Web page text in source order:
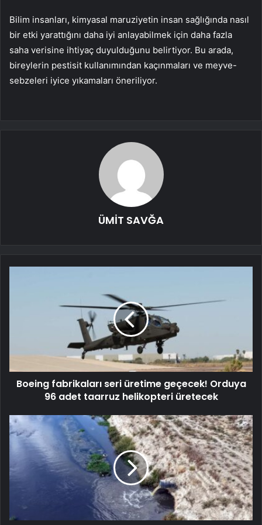
Bilim insanları, kimyasal maruziyetin insan sağlığında nasıl
bir etki yarattığını daha iyi anlayabilmek için daha fazla
saha verisine ihtiyaç duyulduğunu belirtiyor. Bu arada,
bireylerin pestisit kullanımından kaçınmaları ve meyve-
sebzeleri iyice yıkamaları öneriliyor.
ÜMİT SAVĞA
Boeing fabrikaları seri üretime geçecek! Orduya
96 adet taarruz helikopteri üretecek